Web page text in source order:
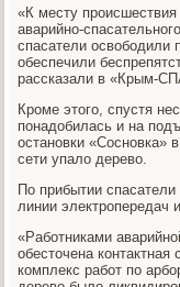
«К месту происшествия
аварийно-
спасатели освободили
обеспечили
рассказали в «Крым-
Кроме этого, спустя
понадобилась и на
остановки «Сосновка»
сети упало дерево.
По прибытии
линии электропередач
«Работниками
обесточена
комплекс работ по